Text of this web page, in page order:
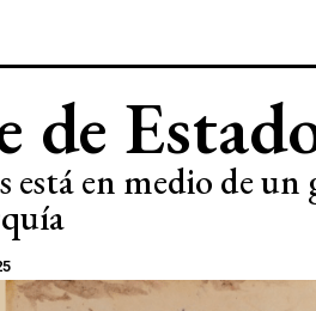
de
está en medio de un